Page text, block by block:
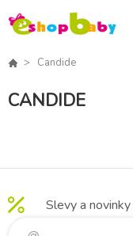
Candide
CANDIDE
Slevy a